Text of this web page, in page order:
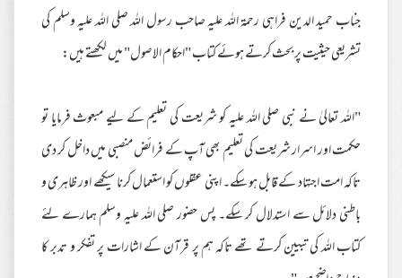
جناب حمید الدین فراہی رحمۃ اللہ علیہ صاحب رسول اللہ صلی اللہ علیہ وسلم کی
تشریعی حیثیت پر بحث کرتے ہوئے کتاب "احکام الاصول" میں لکھتے ہیں:
"اللہ تعالیٰ نے نبی صلی اللہ علیہ کو شریعت کی تعلیم کے لیے مبعوث فرمایا تو
حکمت اور اسرار شریعت کی تعلیم بھی آپ کے فرائض منصبی میں داخل کر دی
تاکہ امت اجتہاد کے قابل ہو سکے۔ اپنی عقلوں کو استعمال کرنا سیکھے اور ظاہری و
باطنی دلائل سے استدلال کر سکے۔ پس حضور صلی اللہ علیہ وسلم ہمارے لئے
کتاب اللہ کی تبیین کرتے تھے تاکہ ہم پر قرآن کے اشارات پر تفکر و تدبر کا